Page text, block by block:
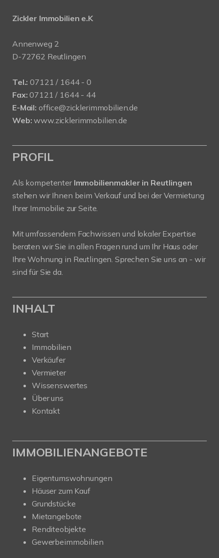
Zickler Immobilien e.K
Annenweg 2
D-72762 Reutlingen
Tel.: 07121 / 1644 - 0
Fax: 07121 / 1644 - 44
E-Mail: office@zicklerimmobilien.de
Web: www.zicklerimmobilien.de
PROFIL
Als kompetenter Immobilienmakler in Reutlingen
stehen wir Ihnen beim Verkauf und bei der Vermietung
Ihrer Immobilie zur Seite.
Mit umfassendem Fachwissen und lokaler Expertise
beraten wir Sie in allen Fragen rund um Ihr Haus oder
Ihre Wohnung in Reutlingen. Sprechen Sie uns an - wir
sind für Sie da.
INHALT
Start
Immobilien
Verkäufer
Vermieter
Wissenswertes
Über uns
Kontakt
IMMOBILIENANGEBOTE
Eigentumswohnungen
Häuser zum Kauf
Grundstücke
Mietangebote
Renditeobjekte
Gewerbeimmobilien